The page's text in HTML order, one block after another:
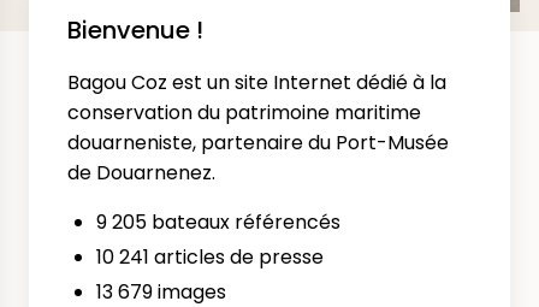
Bienvenue !
Bagou Coz est un site Internet dédié à la
conservation du patrimoine maritime
douarneniste, partenaire du Port-Musée
de Douarnenez.
9 205 bateaux référencés
10 241 articles de presse
13 679 images